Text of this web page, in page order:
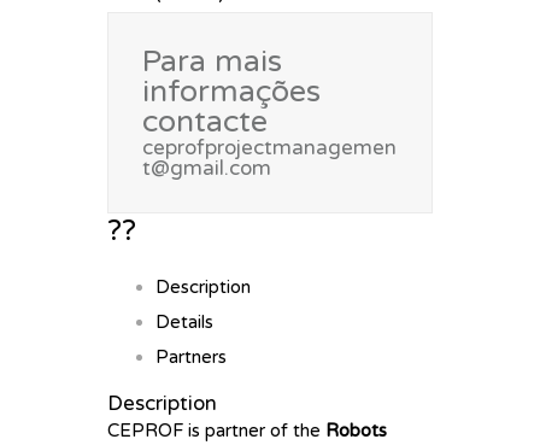
Para mais
informações
contacte
ceprofprojectmanagemen
t@gmail.com
??
Description
Details
Partners
Description
CEPROF is partner of the Robots